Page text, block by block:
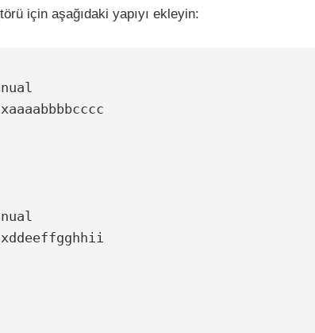
için aşağıdaki yapıyı ekleyin: